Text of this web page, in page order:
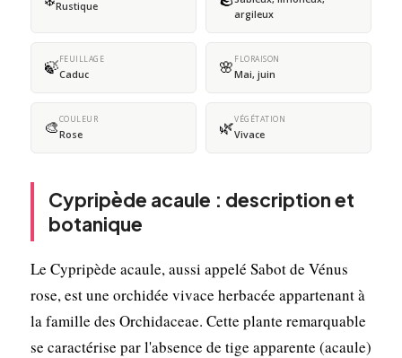
Rustique
argileux
🍃FEUILLAGE
Caduc 🌸 FLORAISON
Mai, juin
🎨COULEUR
Rose 🌿VÉGÉTATION
Vivace
Cypripède acaule : description et
botanique
Le Cypripède acaule, aussi appelé Sabot de Vénus
rose, est une orchidée vivace herbacée appartenant à
la famille des Orchidaceae. Cette plante remarquable
se caractérise par l'absence de tige apparente (acaule)